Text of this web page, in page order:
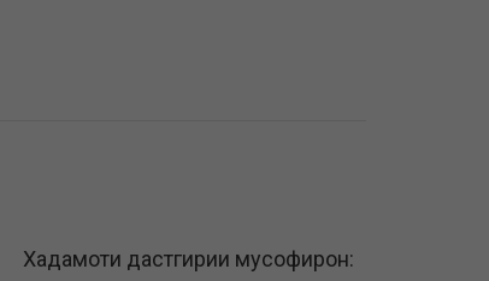
Хадамоти дастгирии мусофирон: